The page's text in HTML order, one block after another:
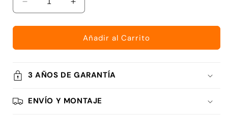
Reducir
cantidad
para
DORMITORIO
JUVENIL
Aumentar
cantidad
para
DORMITORIO
JUVENIL
Añadir al Carrito
3 AÑOS DE GARANTÍA
ENVÍO Y MONTAJE